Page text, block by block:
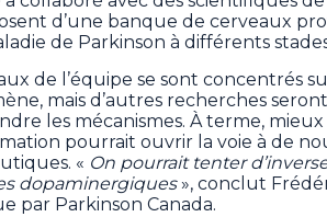
d’une banque de cerveaux
de Parkinson à différents
de l’équipe se sont concentrés
mais d’autres recherches
les mécanismes. À terme,
pourrait ouvrir la voie à de
« On pourrait tenter
dopaminergiques», conclut
par Parkinson Canada.